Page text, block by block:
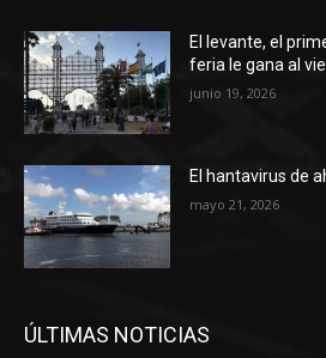
El levante, el
feria le gana al
junio 19, 2026
El hantavirus de
mayo 21, 2026
ÚLTIMAS NOTICIAS